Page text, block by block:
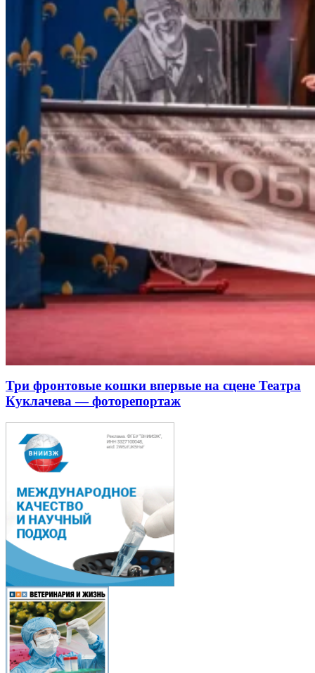
Три фронтовые кошки впервые на сцене Театра
Куклачева — фоторепортаж